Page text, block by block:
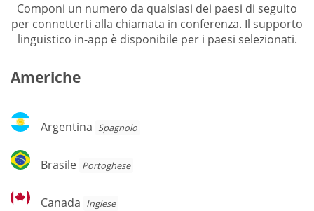
Componi un numero da qualsiasi dei paesi di seguito
per connetterti alla chiamata in conferenza. Il supporto
linguistico in-app è disponibile per i paesi selezionati.
Americhe
Argentina
Argentina Spagnolo
Brasile
Brasile Portoghese
Canada
Canada Inglese